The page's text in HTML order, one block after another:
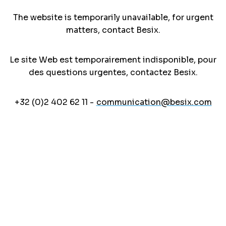
The website is temporarily unavailable, for urgent
matters, contact Besix.
Le site Web est temporairement indisponible, pour
des questions urgentes, contactez Besix.
+32 (0)2 402 62 11 - communication@besix.com